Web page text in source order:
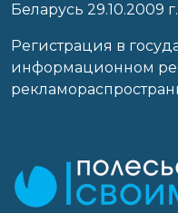
Беларусь 29.10.2009 г.
Регистрация в
информационном